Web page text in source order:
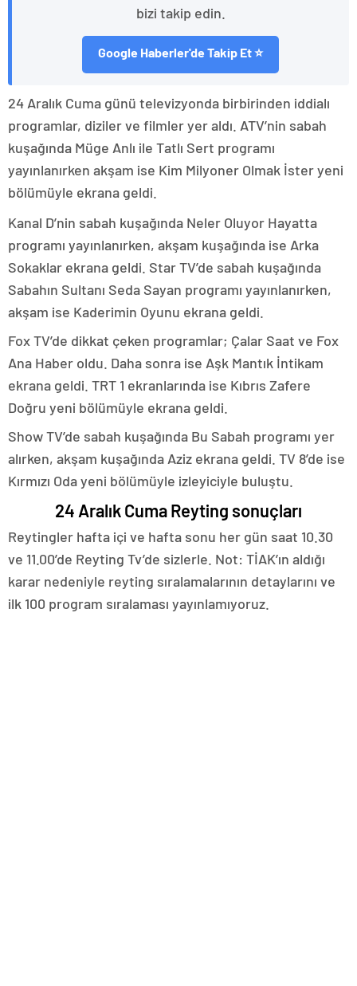
bizi takip edin.
Google Haberler'de Takip Et ⭐
24 Aralık Cuma günü televizyonda birbirinden iddialı
programlar, diziler ve filmler yer aldı. ATV’nin sabah
kuşağında Müge Anlı ile Tatlı Sert programı
yayınlanırken akşam ise Kim Milyoner Olmak İster yeni
bölümüyle ekrana geldi.
Kanal D’nin sabah kuşağında Neler Oluyor Hayatta
programı yayınlanırken, akşam kuşağında ise Arka
Sokaklar ekrana geldi. Star TV’de sabah kuşağında
Sabahın Sultanı Seda Sayan programı yayınlanırken,
akşam ise Kaderimin Oyunu ekrana geldi.
Fox TV’de dikkat çeken programlar; Çalar Saat ve Fox
Ana Haber oldu. Daha sonra ise Aşk Mantık İntikam
ekrana geldi. TRT 1 ekranlarında ise Kıbrıs Zafere
Doğru yeni bölümüyle ekrana geldi.
Show TV’de sabah kuşağında Bu Sabah programı yer
alırken, akşam kuşağında Aziz ekrana geldi. TV 8’de ise
Kırmızı Oda yeni bölümüyle izleyiciyle buluştu.
24 Aralık Cuma Reyting sonuçları
Reytingler hafta içi ve hafta sonu her gün saat 10.30
ve 11.00’de Reyting Tv’de sizlerle. Not: TİAK’ın aldığı
karar nedeniyle reyting sıralamalarının detaylarını ve
ilk 100 program sıralaması yayınlamıyoruz.